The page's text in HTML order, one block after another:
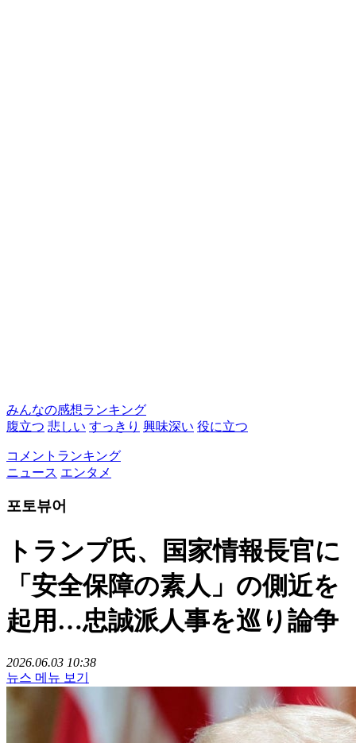
みんなの感想ランキング
腹立つ 悲しい すっきり 興味深い 役に立つ
コメントランキング
ニュース エンタメ
포토뷰어
トランプ氏、国家情報長官に
「安全保障の素人」の側近を
起用…忠誠派人事を巡り論争
2026.06.03 10:38
뉴스 메뉴 보기